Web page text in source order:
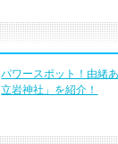
パワースポット！由緒
立岩神社」を紹介！